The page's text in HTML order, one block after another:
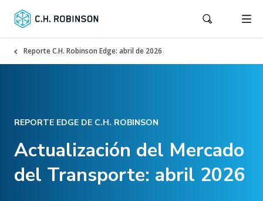
Reporte C.H. Robinson Edge: abril de 2026
REPORTE EDGE DE C.H. ROBINSON
Actualización del Mercado
del Transporte: abril 2026